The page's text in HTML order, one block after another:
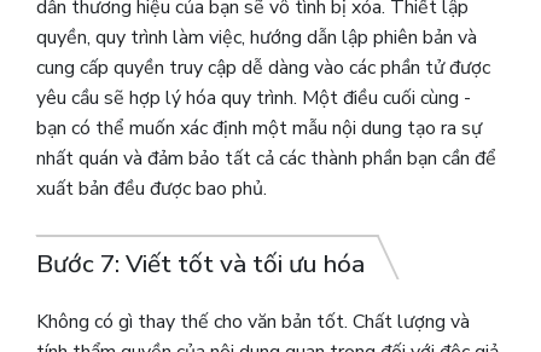
dẫn thương hiệu của bạn sẽ vô tình bị xóa. Thiết lập
quyền, quy trình làm việc, hướng dẫn lập phiên bản và
cung cấp quyền truy cập dễ dàng vào các phần tử được
yêu cầu sẽ hợp lý hóa quy trình. Một điều cuối cùng -
bạn có thể muốn xác định một mẫu nội dung tạo ra sự
nhất quán và đảm bảo tất cả các thành phần bạn cần để
xuất bản đều được bao phủ.
Bước 7: Viết tốt và tối ưu hóa
Không có gì thay thế cho văn bản tốt. Chất lượng và